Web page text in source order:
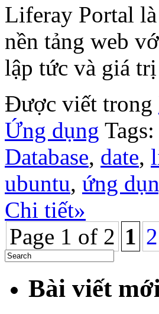
Liferay Portal
nền tảng web
lập tức và giá
Được viết trong
Ứng dụng Tags:
Database, date,
ubuntu, ứng
Chi tiết»
Page 1 of 2 1 2
Bài viết